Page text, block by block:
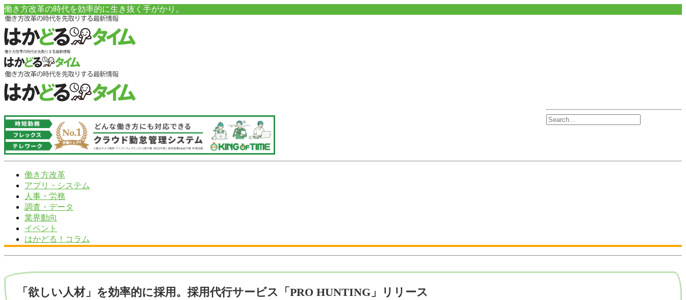
働き方改革の時代を効率的に生き抜く手がかり。
働き方改革
アプリ・システム
人事・労務
調査・データ
業界動向
イベント
はかどる！コラム
「欲しい人材」を効率的に採用。採用代行サービス「PRO HUNTING」リリース